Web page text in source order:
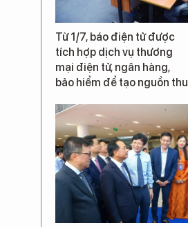
Từ 1/7, báo điện tử được
tích hợp dịch vụ thương
mại điện tử, ngân hàng,
bảo hiểm để tạo nguồn thu